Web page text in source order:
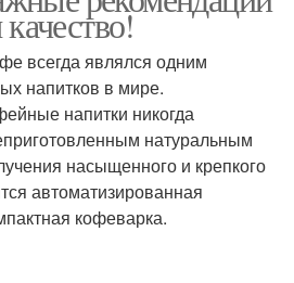
всегда являлся одним
напитков в мире.
напитки никогда
натуральным
насыщенного и крепкого
автоматизированная
кофеварка.